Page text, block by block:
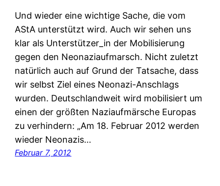
Und wieder eine wichtige Sache, die vom
AStA unterstützt wird. Auch wir sehen uns
klar als Unterstützer_in der Mobilisierung
gegen den Neonaziaufmarsch. Nicht zuletzt
natürlich auch auf Grund der Tatsache, dass
wir selbst Ziel eines Neonazi-Anschlags
wurden. Deutschlandweit wird mobilisiert um
einen der größten Naziaufmärsche Europas
zu verhindern: „Am 18. Februar 2012 werden
wieder Neonazis…
Februar 7, 2012